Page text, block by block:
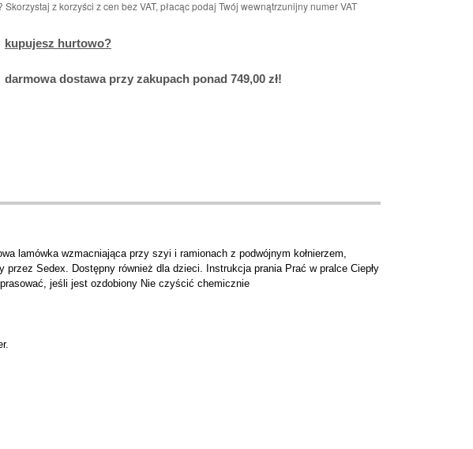
Skorzystaj z korzyści z cen bez VAT, płacąc podaj Twój wewnątrzunijny numer VAT
kupujesz hurtowo?
darmowa dostawa przy zakupach ponad 749,00 zł!
lamówka wzmacniająca przy szyi i ramionach z podwójnym kołnierzem,
Sedex. Dostępny również dla dzieci. Instrukcja prania Prać w pralce Ciepły
jeśli jest ozdobiony Nie czyścić chemicznie